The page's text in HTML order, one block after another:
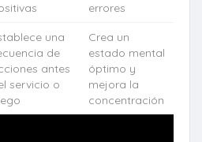
errores
una
de
antes
servicio o
Crea un
estado mental
óptimo y
mejora la
concentración